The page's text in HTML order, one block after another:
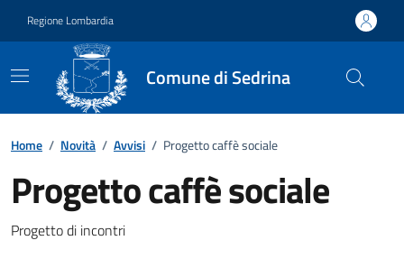
Regione Lombardia
Comune di Sedrina
Home / Novità / Avvisi / Progetto caffè sociale
Progetto caffè sociale
Dettagli della notizia
Progetto di incontri